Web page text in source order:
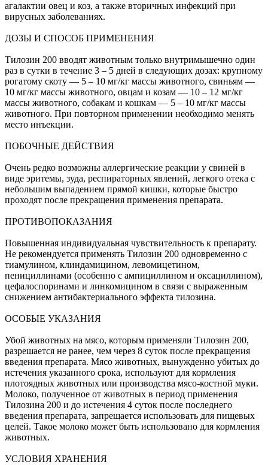
агалактии овец и коз, а также вторичных инфекций при
вирусных заболеваниях.
ДОЗЫ И СПОСОБ ПРИМЕНЕНИЯ
Тилозин 200 вводят животным только внутримышечно один
раз в сутки в течение 3 – 5 дней в следующих дозах: крупному
рогатому скоту — 5 – 10 мг/кг массы животного, свиньям —
10 мг/кг массы животного, овцам и козам — 10 – 12 мг/кг
массы животного, собакам и кошкам — 5 – 10 мг/кг массы
животного. При повторном применении необходимо менять
место инъекции.
ПОБОЧНЫЕ ДЕЙСТВИЯ
Очень редко возможны аллергические реакции у свиней в
виде эритемы, зуда, респираторных явлений, легкого отека с
небольшим выпадением прямой кишки, которые быстро
проходят после прекращения применения препарата.
ПРОТИВОПОКАЗАНИЯ
Повышенная индивидуальная чувствительность к препарату.
Не рекомендуется применять Тилозин 200 одновременно с
тиамулином, клиндамицином, левомицетином,
пенициллинами (особенно с ампициллином и оксациллином),
цефалоспоринами и линкомицином в связи с выраженным
снижением антибактериального эффекта тилозина.
ОСОБЫЕ УКАЗАНИЯ
Убой животных на мясо, которым применяли Тилозин 200,
разрешается не ранее, чем через 8 суток после прекращения
введения препарата. Мясо животных, вынужденно убитых до
истечения указанного срока, используют для кормления
плотоядных животных или производства мясо-костной муки.
Молоко, полученное от животных в период применения
Тилозина 200 и до истечения 4 суток после последнего
введения препарата, запрещается использовать для пищевых
целей. Такое молоко может быть использовано для кормления
животных.
УСЛОВИЯ ХРАНЕНИЯ